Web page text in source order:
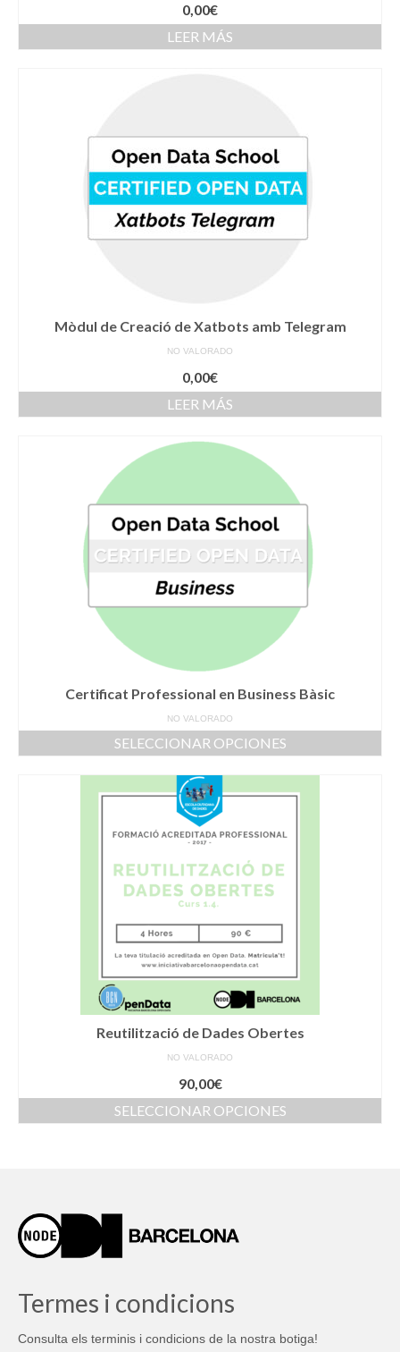
0,00€
LEER MÁS
Mòdul de Creació de Xatbots amb Telegram
NO VALORADO
0,00€
LEER MÁS
Certificat Professional en Business Bàsic
NO VALORADO
SELECCIONAR OPCIONES
producto
tiene
múltiples
variantes.
opciones
se
pueden
elegir
en
la
página
producto
Reutilització de Dades Obertes
NO VALORADO
90,00€
SELECCIONAR OPCIONES
opciones
en
página
Termes i condicions
Consulta els terminis i condicions de la nostra botiga!